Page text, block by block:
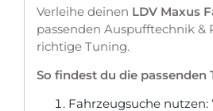
Verleihe deinen LDV Maxus
passenden Auspufftechnik &
richtige Tuning.
So findest du die passenden
Fahrzeugsuche nutzen: